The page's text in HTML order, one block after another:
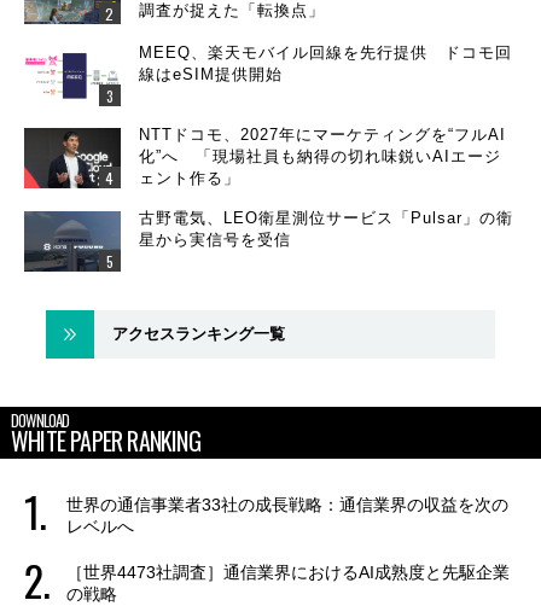
調査が捉えた「転換点」
MEEQ、楽天モバイル回線を先行提供 ドコモ回
線はeSIM提供開始
NTTドコモ、2027年にマーケティングを“フルAI
化”へ 「現場社員も納得の切れ味鋭いAIエージ
ェント作る」
古野電気、LEO衛星測位サービス「Pulsar」の衛
星から実信号を受信
アクセスランキング一覧
DOWNLOAD
WHITE PAPER RANKING
世界の通信事業者33社の成長戦略：通信業界の収益を次の
レベルへ
［世界4473社調査］通信業界におけるAI成熟度と先駆企業
の戦略